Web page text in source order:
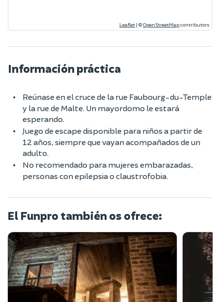
Leaflet | ©OpenStreetMapcontributors
Información práctica
Reúnase en el cruce de la rue Faubourg-du-Temple
y la rue de Malte. Un mayordomo le estará
esperando.
Juego de escape disponible para niños a partir de
12 años, siempre que vayan acompañados de un
adulto.
No recomendado para mujeres embarazadas,
personas con epilepsia o claustrofobia.
El Funpro también os ofrece: